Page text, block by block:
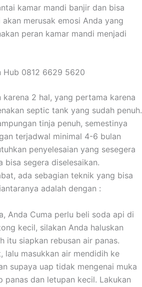
kamar mandi banjir dan bisa
merusak emosi Anda yang
peran kamar mandi menjadi
Hub 0812 6629 5620
2 hal, yang pertama karena
septic tank yang sudah penuh.
tinja penuh, semestinya
terjadwal minimal 4-6 bulan
penyelesaian yang sesegera
bisa segera diselesaikan.
ada sebagian teknik yang bisa
adalah dengan :
Anda Cuma perlu beli soda api di
kecil, silakan Anda haluskan
itu siapkan rebusan air panas.
lalu masukkan air mendidih ke
supaya uap tidak mengenai muka
panas dan letupan kecil. Lakukan